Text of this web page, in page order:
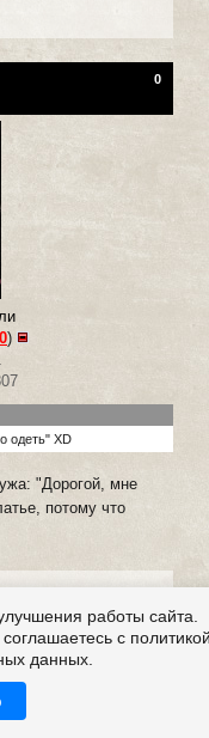
0
0)
одеть" XD
"Дорогой, мне
потому что
работы сайта.
с
данных.